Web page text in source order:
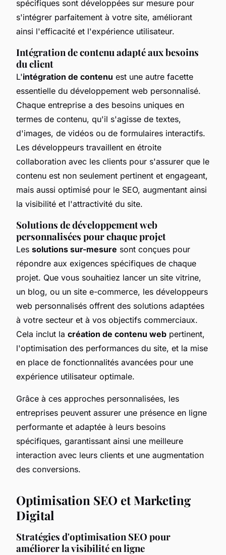
spécifiques sont développées sur mesure pour
s'intégrer parfaitement à votre site, améliorant
ainsi l'efficacité et l'expérience utilisateur.
Intégration de contenu adapté aux besoins
du client
L'intégration de contenu est une autre facette
essentielle du développement web personnalisé.
Chaque entreprise a des besoins uniques en
termes de contenu, qu'il s'agisse de textes,
d'images, de vidéos ou de formulaires interactifs.
Les développeurs travaillent en étroite
collaboration avec les clients pour s'assurer que le
contenu est non seulement pertinent et engageant,
mais aussi optimisé pour le SEO, augmentant ainsi
la visibilité et l'attractivité du site.
Solutions de développement web
personnalisées pour chaque projet
Les solutions sur-mesure sont conçues pour
répondre aux exigences spécifiques de chaque
projet. Que vous souhaitiez lancer un site vitrine,
un blog, ou un site e-commerce, les développeurs
web personnalisés offrent des solutions adaptées
à votre secteur et à vos objectifs commerciaux.
Cela inclut la création de contenu web pertinent,
l'optimisation des performances du site, et la mise
en place de fonctionnalités avancées pour une
expérience utilisateur optimale.
Grâce à ces approches personnalisées, les
entreprises peuvent assurer une présence en ligne
performante et adaptée à leurs besoins
spécifiques, garantissant ainsi une meilleure
interaction avec leurs clients et une augmentation
des conversions.
Optimisation SEO et Marketing
Digital
Stratégies d'optimisation SEO pour
améliorer la visibilité en ligne